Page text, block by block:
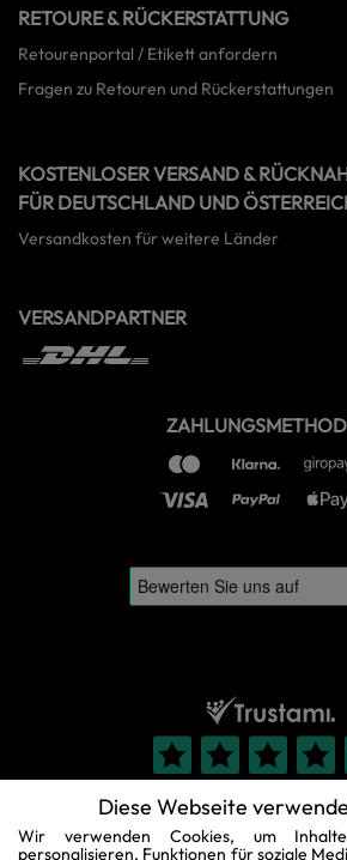
Diese Webseite
Wir verwenden Cookies, um
personalisieren, Funktionen für soziale
RETOURE & RÜCKERSTATTUNG
Retourenportal / Etikett anfordern
Fragen zu Retouren und Rückerstattungen
KOSTENLOSER VERSAND &
FÜR DEUTSCHLAND UND
Versandkosten für weitere Länder
VERSANDPARTNER